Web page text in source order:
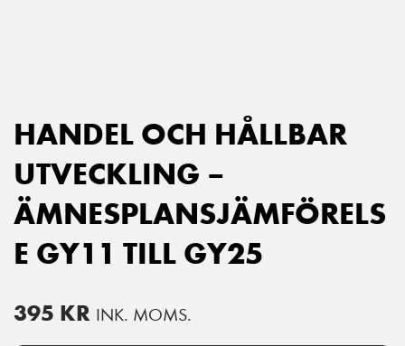
HANDEL OCH HÅLLBAR
UTVECKLING –
ÄMNESPLANSJÄMFÖRELS
E GY11 TILL GY25
395 KR INK. MOMS.